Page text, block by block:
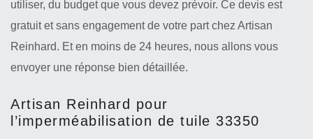
utiliser, du budget que vous devez prévoir. Ce devis est
gratuit et sans engagement de votre part chez Artisan
Reinhard. Et en moins de 24 heures, nous allons vous
envoyer une réponse bien détaillée.
Artisan Reinhard pour
l’imperméabilisation de tuile 33350